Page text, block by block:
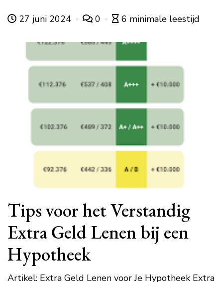
27 juni 2024 0 6 minimale leestijd
Tips voor het Verstandig
Extra Geld Lenen bij een
Hypotheek
Artikel: Extra Geld Lenen voor Je Hypotheek Extra